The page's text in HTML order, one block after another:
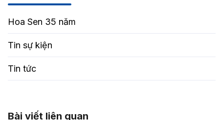
Hoa Sen 35 năm
Tin sự kiện
Tin tức
Bài viết liên quan